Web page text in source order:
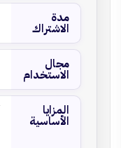
مدة
الاشتراك
مجال
الاستخدام
المزايا
الأساسية